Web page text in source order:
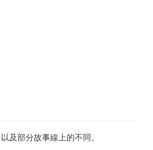
及部分故事線上的不同。